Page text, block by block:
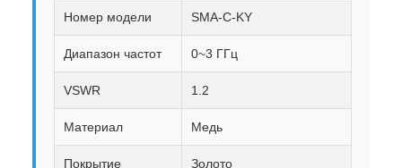
Номер модели SMA-C-KY
Диапазон частот 0~3 ГГц
VSWR 1.2
Материал Медь
Покрытие Золото